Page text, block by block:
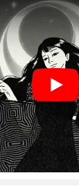
Play